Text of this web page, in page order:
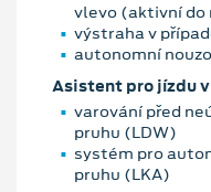
vlevo (aktivní
výstraha v
autonomní
Asistent pro jízdu
varování před
pruhu (LDW)
systém pro
pruhu (LKA)